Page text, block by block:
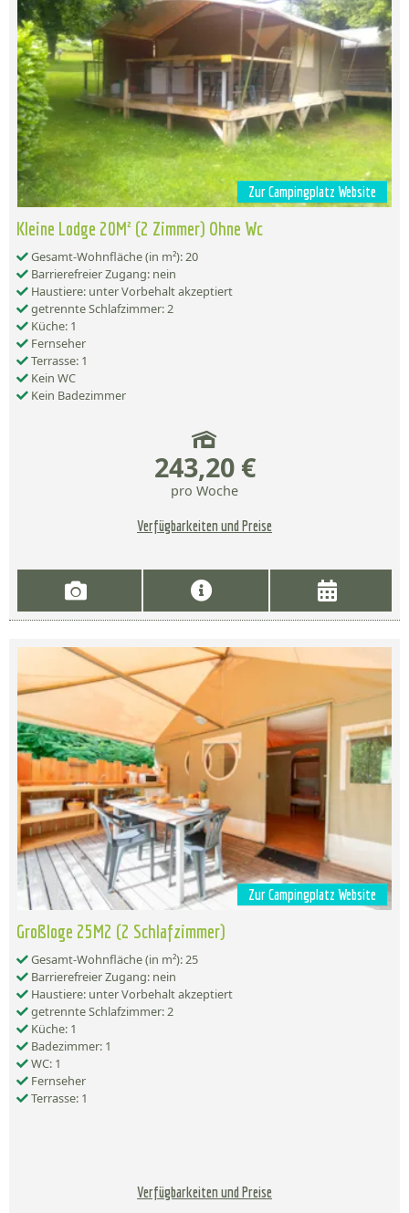
Zur Campingplatz Website
Kleine Lodge 20M² (2 Zimmer) Ohne Wc
Gesamt-Wohnfläche (in m²): 20
Barrierefreier Zugang: nein
Haustiere: unter Vorbehalt akzeptiert
getrennte Schlafzimmer: 2
Küche: 1
Fernseher
Terrasse: 1
Kein WC
Kein Badezimmer
243,20 €
pro Woche
Verfügbarkeiten und Preise
Zur Campingplatz Website
Großloge 25M2 (2 Schlafzimmer)
Gesamt-Wohnfläche (in m²): 25
Barrierefreier Zugang: nein
Haustiere: unter Vorbehalt akzeptiert
getrennte Schlafzimmer: 2
Küche: 1
Badezimmer: 1
WC: 1
Fernseher
Terrasse: 1
Verfügbarkeiten und Preise